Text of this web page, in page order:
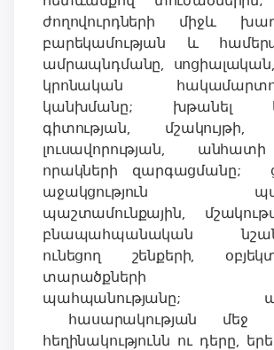
ժողովուրդների միջև
բարեկամության և
ամրապնդմանը,
կրոնական
կանխմանը; խթանել
գիտության, մշակույթի,
լուսավորության,
որակների զարգացմանը;
աջակցություն
պաշտամունքային,
բնապահպանական
ունեցող շենքերի,
տարածքների
պահպանությանը;
հասարակության մեջ
հեղինակությունն ու դերը,